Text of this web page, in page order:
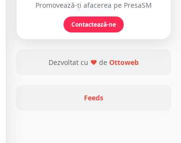
Promovează-ți afacerea pe PresaSM
Contactează-ne
Dezvoltat cu ❤ de Ottoweb
Feeds